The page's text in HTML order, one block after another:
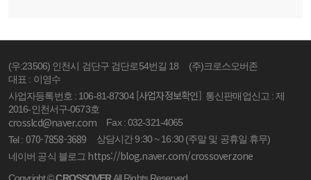
(우:23506) 인천시 검단구 검단로54번길 18
(주)크로스오버존
대표 : 이영수
사업자등록번호 : 106-81-87304[사업자정보확인] 통신판매업신고 : 제
2016-인천서구-0673호
crosslcd@naver.com
Fax : 032-321-4065
Tel : 070-7858-3689
상담시간 9:30 ~ 16:30 (주말 및 공휴일 휴무)
네이버 공식 블로그 https://blog.naver.com/crossoverzone